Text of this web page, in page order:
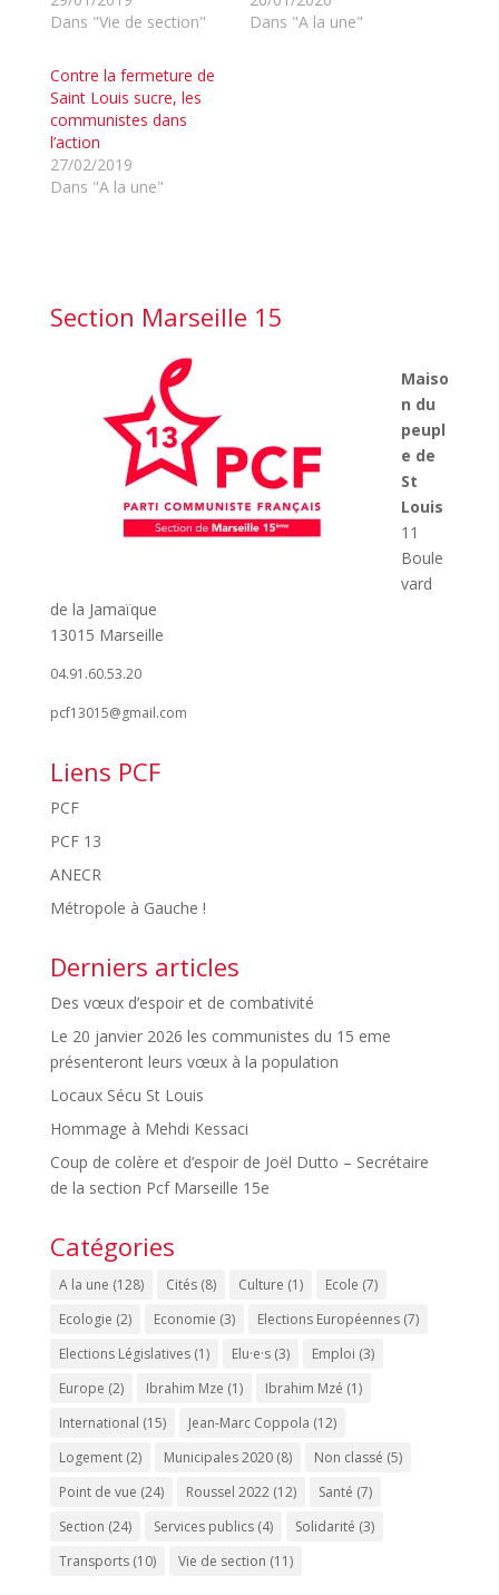
Dans "Vie de section"
Dans "A la une"
Contre la fermeture de
Saint Louis sucre, les
communistes dans
l’action
27/02/2019
Dans "A la une"
Section Marseille 15
Maiso
n du
peupl
e de
St
Louis
11
Boule
vard
de la Jamaïque
13015 Marseille
04.91.60.53.20
pcf13015@gmail.com
Liens PCF
PCF
PCF 13
ANECR
Métropole à Gauche !
Derniers articles
Des vœux d’espoir et de combativité
Le 20 janvier 2026 les communistes du 15 eme
présenteront leurs vœux à la population
Locaux Sécu St Louis
Hommage à Mehdi Kessaci
Coup de colère et d’espoir de Joël Dutto – Secrétaire
de la section Pcf Marseille 15e
Catégories
A la une (128) Cités(8) Culture (1) Ecole (7)
Ecologie (2) Economie (3) Elections Européennes(7)
Elections Législatives(1) Elu·e·s(3) Emploi (3)
Europe (2) Ibrahim Mze (1) Ibrahim Mzé (1)
International (15) Jean-Marc Coppola (12)
Logement(2) Municipales 2020(8) Non classé (5)
Point de vue (24) Roussel 2022(12) Santé (7)
Section (24) Services publics(4) Solidarité (3)
Transports(10) Vie de section (11)